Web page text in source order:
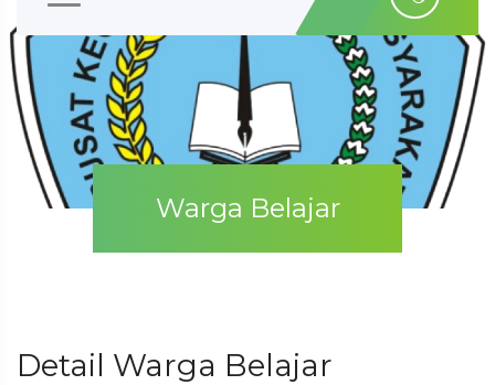
Warga Belajar
Detail Warga Belajar